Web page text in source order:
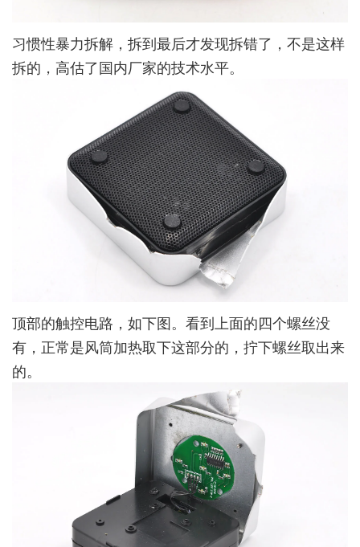
习惯性暴力拆解，拆到最后才发现拆错了，不是这样
拆的，高估了国内厂家的技术水平。
顶部的触控电路，如下图。看到上面的四个螺丝没
有，正常是风筒加热取下这部分的，拧下螺丝取出来
的。